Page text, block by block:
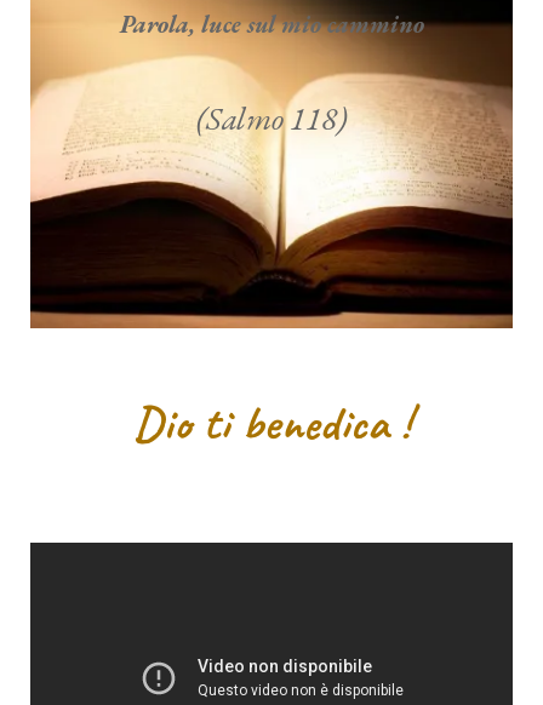
Parola, luce sul mio cammino
(Salmo 118)
Dio ti benedica !